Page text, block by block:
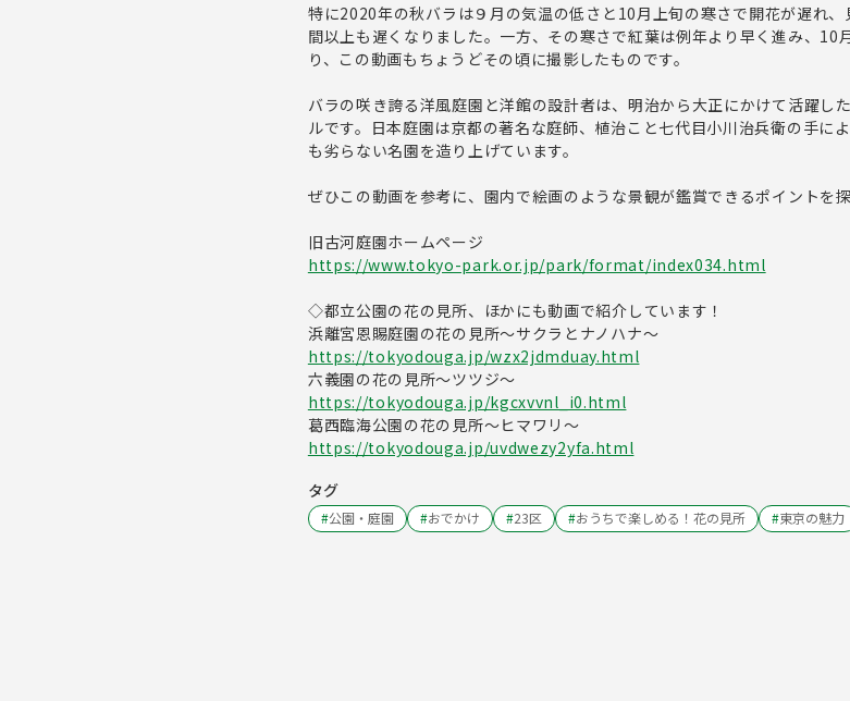
特に2020年の秋バラは９月の気温の低さと10月上旬の寒さで開花が遅れ
間以上も遅くなりました。一方、その寒さで紅葉は例年より早く進み、10
り、この動画もちょうどその頃に撮影したものです。
バラの咲き誇る洋風庭園と洋館の設計者は、明治から大正にかけて活躍し
ルです。日本庭園は京都の著名な庭師、植治こと七代目小川治兵衛の手に
も劣らない名園を造り上げています。
ぜひこの動画を参考に、園内で絵画のような景観が鑑賞できるポイントを
旧古河庭園ホームページ
https://www.tokyo-park.or.jp/park/format/index034.html
◇都立公園の花の見所、ほかにも動画で紹介しています！
浜離宮恩賜庭園の花の見所～サクラとナノハナ～
https://tokyodouga.jp/wzx2jdmduay.html
六義園の花の見所～ツツジ～
https://tokyodouga.jp/kgcxvvnl_i0.html
葛西臨海公園の花の見所～ヒマワリ～
https://tokyodouga.jp/uvdwezy2yfa.html
タグ
#公園・庭園 #おでかけ #23区 #おうちで楽しめる！花の見所 #東京の魅力